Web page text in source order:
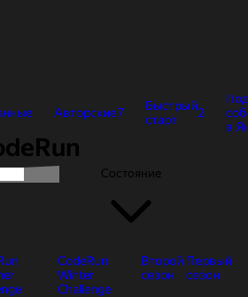
Авторские7
Быстрый
старт
2
в
Состояние
CodeRun
Winter
Challenge
Второй
сезон
Первый
сезон